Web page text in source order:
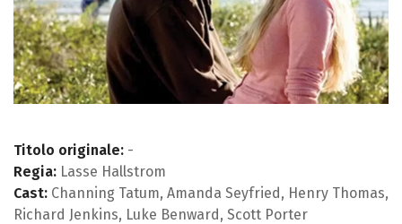
Titolo originale: -
Regia: Lasse Hallstrom
Cast: Channing Tatum, Amanda Seyfried, Henry Thomas,
Richard Jenkins, Luke Benward, Scott Porter